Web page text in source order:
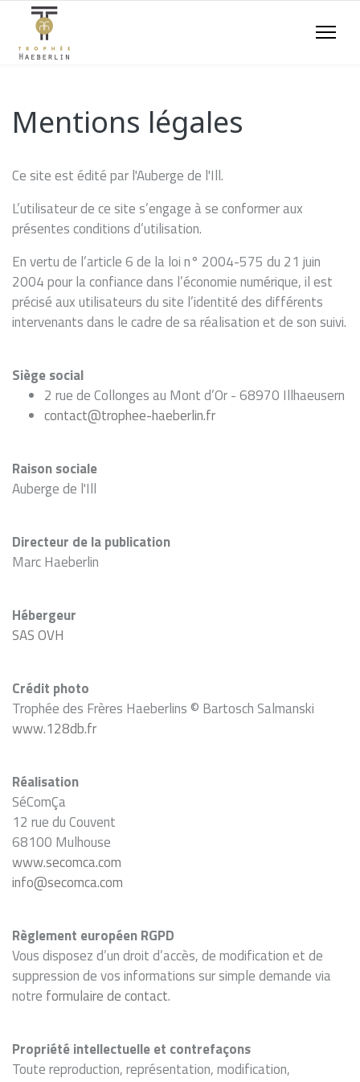
Mentions légales
Ce site est édité par l'Auberge de l'Ill.
L’utilisateur de ce site s’engage à se conformer aux
présentes conditions d’utilisation.
En vertu de l’article 6 de la loi n° 2004-575 du 21 juin
2004 pour la confiance dans l’économie numérique, il est
précisé aux utilisateurs du site l’identité des différents
intervenants dans le cadre de sa réalisation et de son suivi.
Siège social
2 rue de Collonges au Mont d’Or - 68970 Illhaeusern
contact@trophee-haeberlin.fr
Raison sociale
Auberge de l'Ill
Directeur de la publication
Marc Haeberlin
Hébergeur
SAS OVH
Crédit photo
Trophée des Frères Haeberlins © Bartosch Salmanski
www.128db.fr
Réalisation
SéComÇa
12 rue du Couvent
68100 Mulhouse
www.secomca.com
info@secomca.com
Règlement européen RGPD
Vous disposez d’un droit d’accès, de modification et de
suppression de vos informations sur simple demande via
notre formulaire de contact.
Propriété intellectuelle et contrefaçons
Toute reproduction, représentation, modification,